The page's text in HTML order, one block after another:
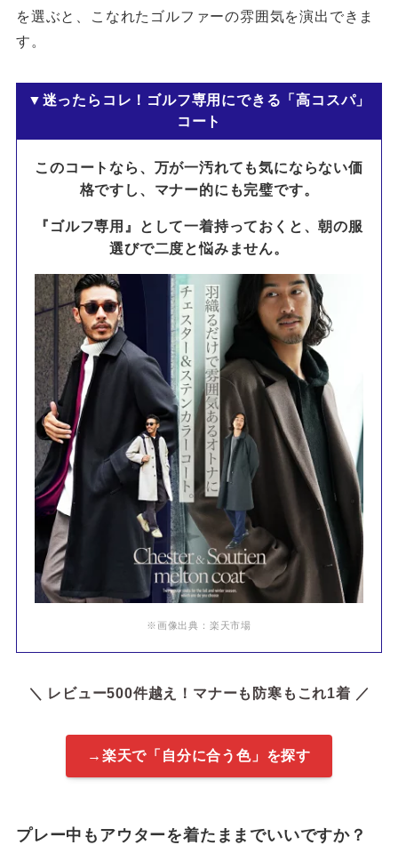
を選ぶと、こなれたゴルファーの雰囲気を演出できま
す。
▼ 迷ったらコレ！ゴルフ専用にできる「高コスパ」
コート
このコートなら、万が一汚れても気にならない価
格ですし、マナー的にも完璧です。
『ゴルフ専用』として一着持っておくと、朝の服
選びで二度と悩みません。
※画像出典：楽天市場
＼ レビュー500件越え！マナーも防寒もこれ1着 ／
→楽天で「自分に合う色」を探す
プレー中もアウターを着たままでいいですか？